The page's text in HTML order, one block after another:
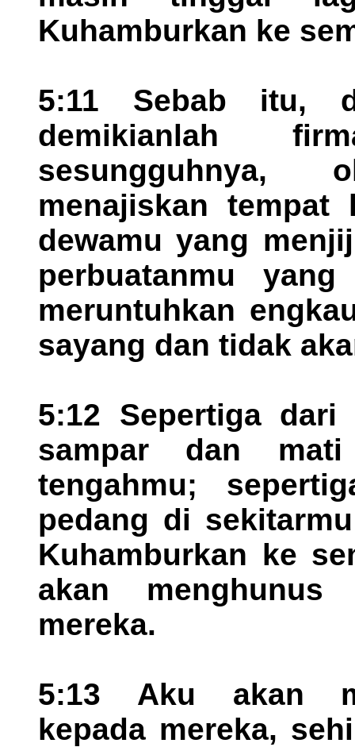
Kuhamburkan ke
5:11 Sebab itu,
demikianlah
sesungguhnya,
menajiskan tempat
dewamu yang
perbuatanmu
meruntuhkan
sayang dan tidak
5:12 Sepertiga
sampar dan
tengahmu;
pedang di
Kuhamburkan ke
akan
mereka.
5:13 Aku akan
kepada mereka,